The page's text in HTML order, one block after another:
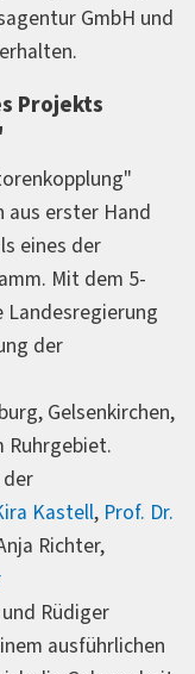
GmbH und
Projekts
aus erster Hand
eines der
Mit dem 5-
der
Gelsenkirchen,
Ruhrgebiet.
Kastell, Prof. Dr.
Richter,
Rüdiger
ausführlichen